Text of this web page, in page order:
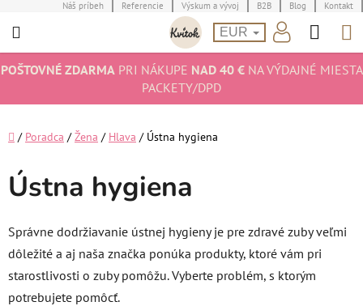
na
Náš príbeh Referencie Výskum a vývoj B2B Blog Kontakt
EUR
POŠTOVNÉ ZDARMAPRI NÁKUPE NAD 40 €NA VÝDAJNÉ MIESTA
PACKETY/DPD
Domov
/ Poradca / Žena / Hlava / Ústna hygiena
Ústna hygiena
Správne dodržiavanie ústnej hygieny je pre zdravé zuby veľmi
dôležité a aj naša značka ponúka produkty, ktoré vám pri
starostlivosti o zuby pomôžu. Vyberte problém, s ktorým
potrebujete pomôcť.